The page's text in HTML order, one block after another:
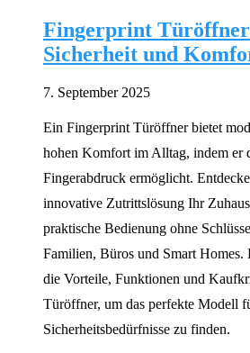
Fingerprint
Sicherheit und
7. September 2025
Ein Fingerprint Türöffner bietet
hohen Komfort im Alltag, indem er
Fingerabdruck ermöglicht.
innovative Zutrittslösung Ihr
praktische Bedienung ohne
Familien, Büros und Smart Homes.
die Vorteile, Funktionen und
Türöffner, um das perfekte Modell
Sicherheitsbedürfnisse zu finden.